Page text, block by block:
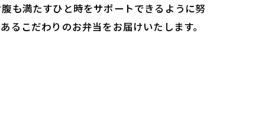
も満たすひと時をサポートできるように努
こだわりのお弁当をお届けいたします。